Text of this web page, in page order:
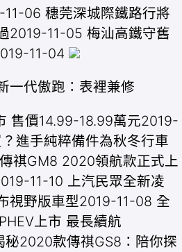
06 穗莞深城際鐵路行將
2019-11-05 梅汕高鐵守舊
11-04
一代傲跑：表裡兼修
售價14.99-18.99萬元2019-
進手純粹備件為秋冬行車
祺GM8 2020領航款正式上
11-10 上汽民眾全新凌
視野版車型2019-11-08 全
上市 最長續航
2020款傳祺GS8：陪你探